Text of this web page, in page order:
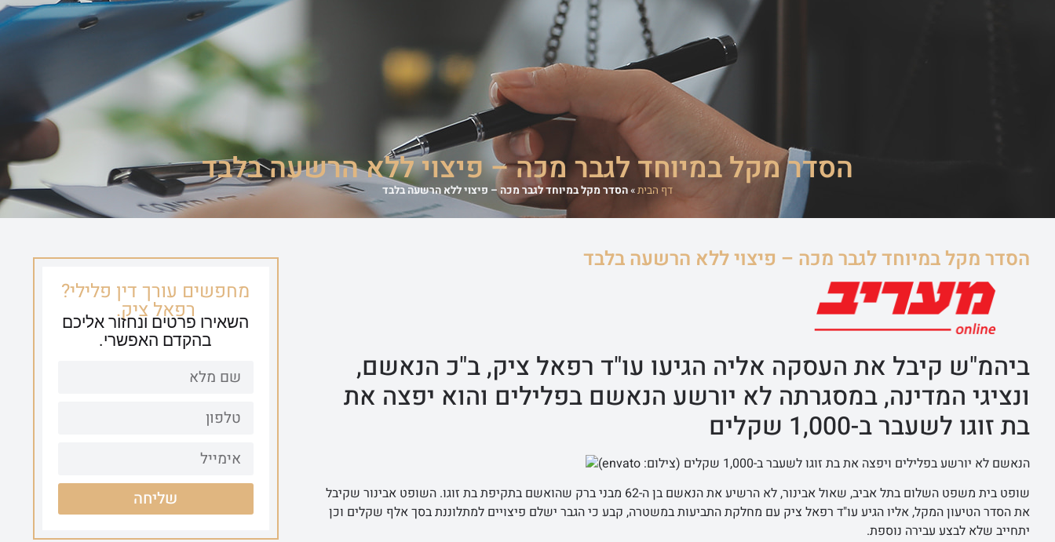
שירותי המשרד אודות המשרד מדריכים משפטיים
הסדר מקל במיוחד לגבר מכה – פיצוי ללא הרשעה בלבד
דף הבית»הסדר מקל במיוחד לגבר מכה – פיצוי ללא הרשעה בלבד
הסדר מקל במיוחד לגבר מכה – פיצוי ללא הרשעה בלבד
ביהמ"ש קיבל את העסקה אליה הגיעו עו"ד רפאל ציק, ב"כ הנאשם,
ונציגי המדינה, במסגרתה לא יורשע הנאשם בפלילים והוא יפצה את
בת זוגו לשעבר ב-1,000 שקלים
הנאשם לא יורשע בפלילים ויפצה את בת זוגו לשעבר ב-1,000 שקלים (צילום: envato)
שופט בית משפט השלום בתל אביב, שאול אבינור, לא הרשיע את הנאשם בן ה-62 מבני ברק שהואשם בתקיפת בת זוגו. השופט אבינור שקיבל
את הסדר הטיעון המקל, אליו הגיע עו"ד רפאל ציק עם מחלקת התביעות במשטרה, קבע כי הגבר ישלם פיצויים למתלוננת בסך אלף שקלים וכן
יתחייב שלא לבצע עבירה נוספת.
מחפשים עורך דין פלילי?
רפאל ציק.
השאירו פרטים ונחזור אליכם
בהקדם האפשרי.
שליחה